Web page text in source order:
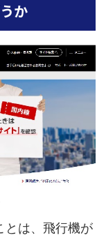
か
とは、飛行機が